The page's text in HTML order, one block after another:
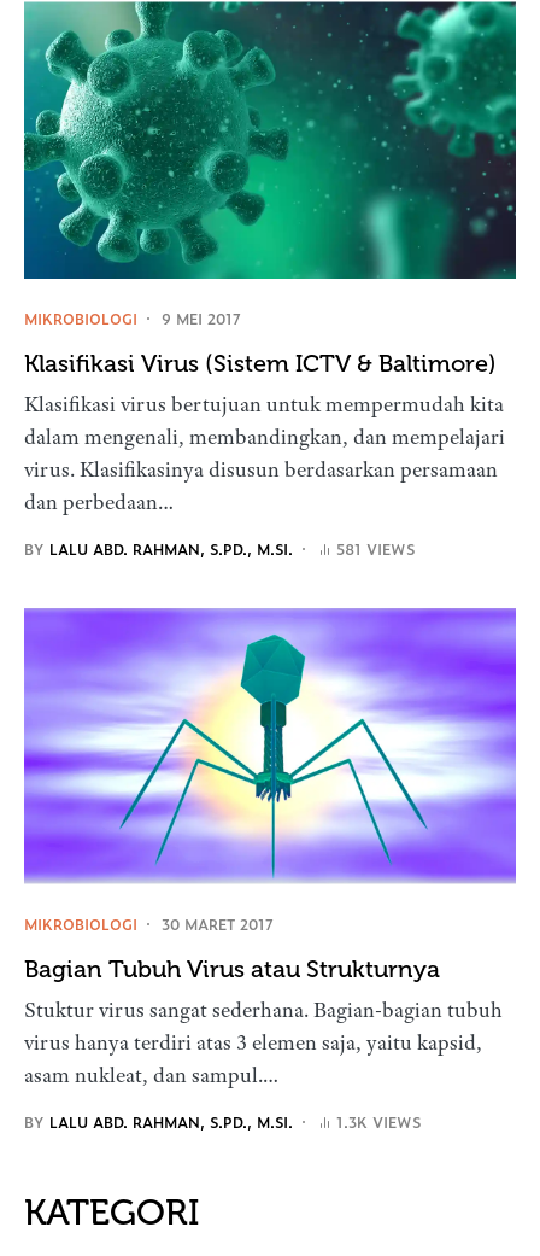
MIKROBIOLOGI 9 MEI 2017
Klasifikasi Virus (Sistem ICTV & Baltimore)
Klasifikasi virus bertujuan untuk mempermudah kita
dalam mengenali, membandingkan, dan mempelajari
virus. Klasifikasinya disusun berdasarkan persamaan
dan perbedaan…
BY LALU ABD. RAHMAN, S.PD., M.SI. 581 VIEWS
MIKROBIOLOGI 30 MARET 2017
Bagian Tubuh Virus atau Strukturnya
Stuktur virus sangat sederhana. Bagian-bagian tubuh
virus hanya terdiri atas 3 elemen saja, yaitu kapsid,
asam nukleat, dan sampul.…
BY LALU ABD. RAHMAN, S.PD., M.SI. 1.3K VIEWS
KATEGORI